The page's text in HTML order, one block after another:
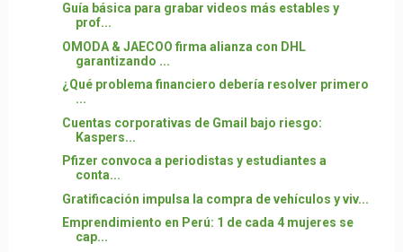
Guía básica para grabar videos más estables y
prof...
OMODA & JAECOO firma alianza con DHL
garantizando ...
¿Qué problema financiero debería resolver primero
...
Cuentas corporativas de Gmail bajo riesgo:
Kaspers...
Pfizer convoca a periodistas y estudiantes a
conta...
Gratificación impulsa la compra de vehículos y viv...
Emprendimiento en Perú: 1 de cada 4 mujeres se
cap...